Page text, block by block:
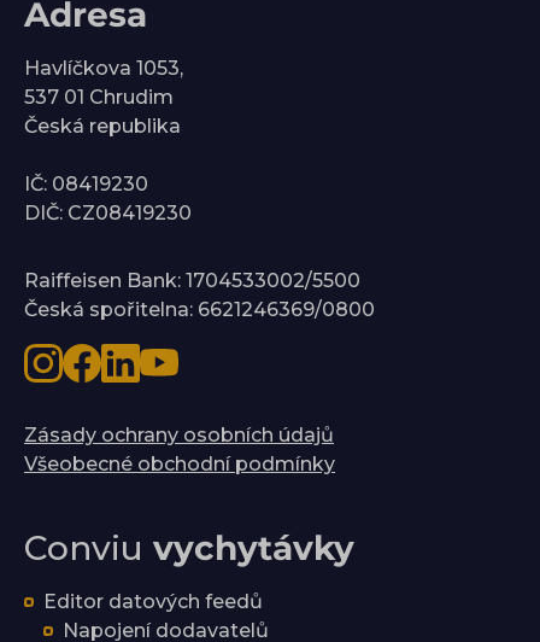
Adresa
Havlíčkova 1053,
537 01 Chrudim
Česká republika
IČ: 08419230
DIČ: CZ08419230
Raiffeisen Bank: 1704533002/5500
Česká spořitelna: 6621246369/0800
Zásady ochrany osobních údajů
Všeobecné obchodní podmínky
Conviu vychytávky
Editor datových feedů
Napojení dodavatelů